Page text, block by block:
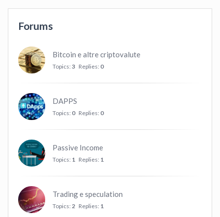
Forums
Bitcoin e altre criptovalute
Topics: 3 Replies: 0
DAPPS
Topics: 0 Replies: 0
Passive Income
Topics: 1 Replies: 1
Trading e speculation
Topics: 2 Replies: 1